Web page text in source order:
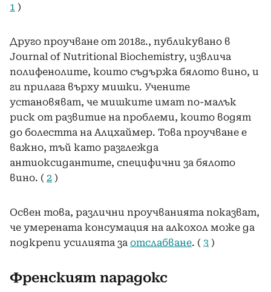
1 )
Друго проучване от 2018г., публикувано в
Journal of Nutritional Biochemistry, извлича
полифенолите, които съдържа бялото вино, и
ги прилага върху мишки. Учените
установяват, че мишките имат по-малък
риск от развитие на проблеми, които водят
до болестта на Алцхаймер. Това проучване е
важно, тъй като разглежда
антиоксидантите, специфични за бялото
вино. ( 2 )
Освен това, различни проучванията показват,
че умерената консумация на алкохол може да
подкрепи усилията за отслабване. ( 3 )
Френският парадокс